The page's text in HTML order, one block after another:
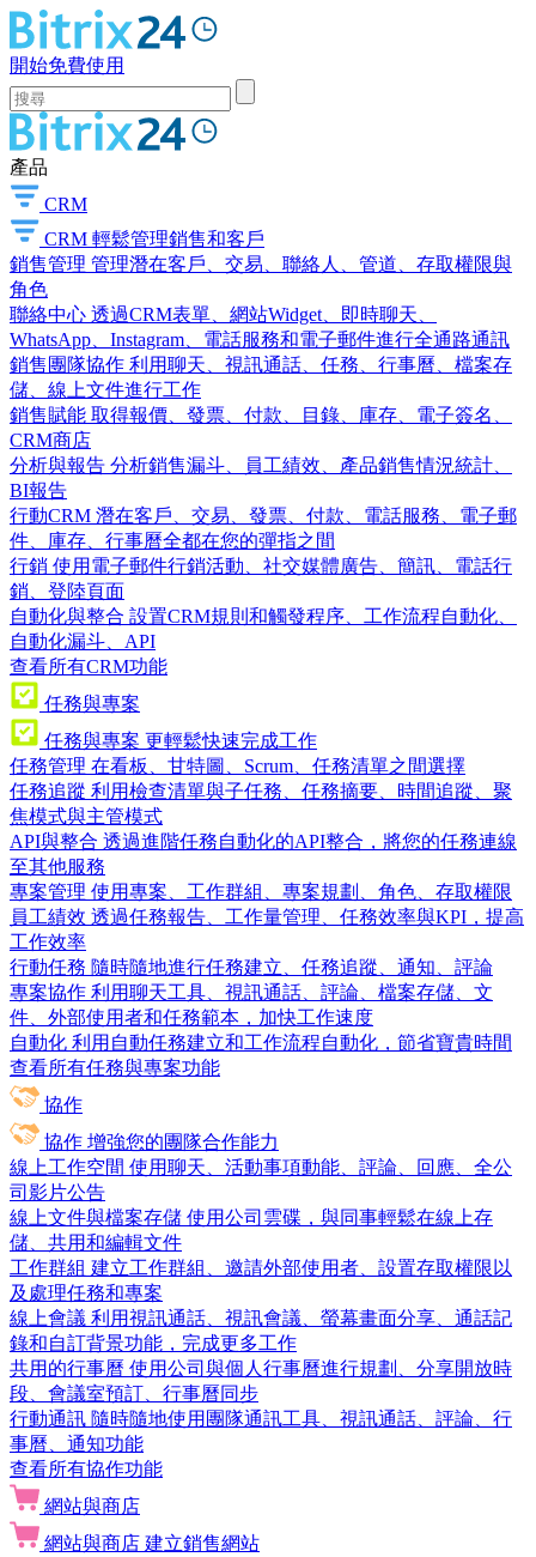
開始免費使用
產品
CRM
CRM 輕鬆管理銷售和客戶
銷售管理 管理潛在客戶、交易、聯絡人、管道、存取權限與
角色
聯絡中心 透過CRM表單、網站Widget、即時聊天、
WhatsApp、Instagram、電話服務和電子郵件進行全通路通訊
銷售團隊協作 利用聊天、視訊通話、任務、行事曆、檔案存
儲、線上文件進行工作
銷售賦能 取得報價、發票、付款、目錄、庫存、電子簽名、
CRM商店
分析與報告 分析銷售漏斗、員工績效、產品銷售情況統計、
BI報告
行動CRM 潛在客戶、交易、發票、付款、電話服務、電子郵
件、庫存、行事曆全都在您的彈指之間
行銷 使用電子郵件行銷活動、社交媒體廣告、簡訊、電話行
銷、登陸頁面
自動化與整合 設置CRM規則和觸發程序、工作流程自動化、
自動化漏斗、API
查看所有CRM功能
任務與專案
任務與專案 更輕鬆快速完成工作
任務管理 在看板、甘特圖、Scrum、任務清單之間選擇
任務追蹤 利用檢查清單與子任務、任務摘要、時間追蹤、聚
焦模式與主管模式
API與整合 透過進階任務自動化的API整合，將您的任務連線
至其他服務
專案管理 使用專案、工作群組、專案規劃、角色、存取權限
員工績效 透過任務報告、工作量管理、任務效率與KPI，提高
工作效率
行動任務 隨時隨地進行任務建立、任務追蹤、通知、評論
專案協作 利用聊天工具、視訊通話、評論、檔案存儲、文
件、外部使用者和任務範本，加快工作速度
自動化 利用自動任務建立和工作流程自動化，節省寶貴時間
查看所有任務與專案功能
協作
協作 增強您的團隊合作能力
線上工作空間 使用聊天、活動事項動能、評論、回應、全公
司影片公告
線上文件與檔案存儲 使用公司雲碟，與同事輕鬆在線上存
儲、共用和編輯文件
工作群組 建立工作群組、邀請外部使用者、設置存取權限以
及處理任務和專案
線上會議 利用視訊通話、視訊會議、螢幕畫面分享、通話記
錄和自訂背景功能，完成更多工作
共用的行事曆 使用公司與個人行事曆進行規劃、分享開放時
段、會議室預訂、行事曆同步
行動通訊 隨時隨地使用團隊通訊工具、視訊通話、評論、行
事曆、通知功能
查看所有協作功能
網站與商店
網站與商店 建立銷售網站